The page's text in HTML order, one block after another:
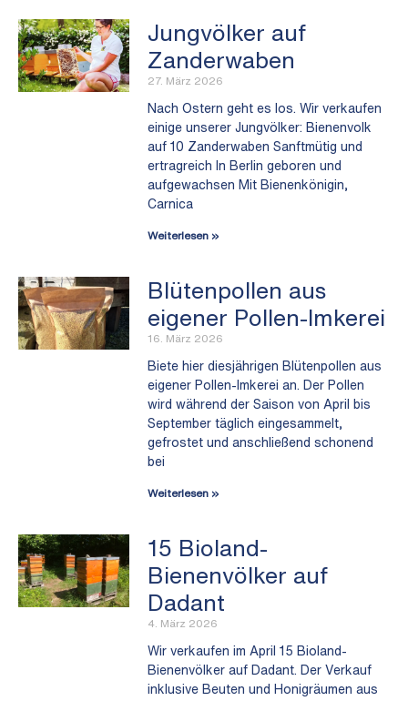
Jungvölker auf
Zanderwaben
27. März 2026
Nach Ostern geht es los. Wir verkaufen
einige unserer Jungvölker: Bienenvolk
auf 10 Zanderwaben Sanftmütig und
ertragreich In Berlin geboren und
aufgewachsen Mit Bienenkönigin,
Carnica
Weiterlesen »
Blütenpollen aus
eigener Pollen-Imkerei
16. März 2026
Biete hier diesjährigen Blütenpollen aus
eigener Pollen-Imkerei an. Der Pollen
wird während der Saison von April bis
September täglich eingesammelt,
gefrostet und anschließend schonend
bei
Weiterlesen »
15 Bioland-
Bienenvölker auf
Dadant
4. März 2026
Wir verkaufen im April 15 Bioland-
Bienenvölker auf Dadant. Der Verkauf
inklusive Beuten und Honigräumen aus